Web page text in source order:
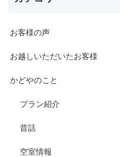
お客様の声
お越しいただいたお客様
かどやのこと
プラン紹介
昔話
空室情報